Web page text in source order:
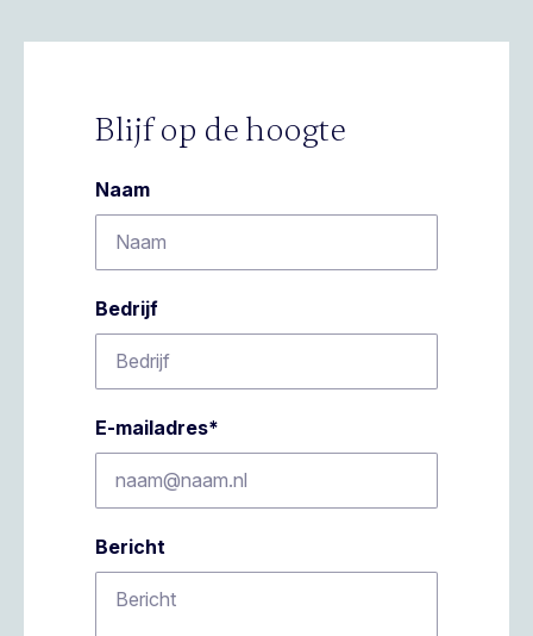
Blijf op de hoogte
Naam
Bedrijf
E-mailadres*
Bericht